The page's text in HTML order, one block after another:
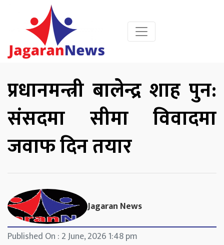
प्रधानमन्त्री बालेन्द्र शाह पुन:
संसदमा सीमा विवादमा
जवाफ दिन तयार
Jagaran News
Published On : 2 June, 2026 1:48 pm